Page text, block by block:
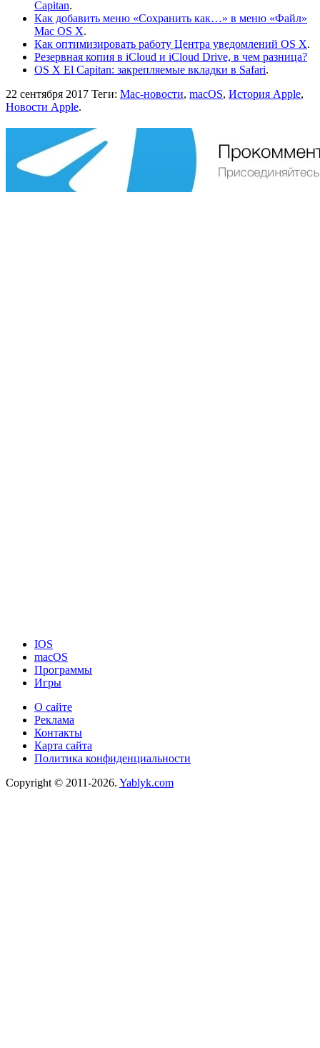
Capitan.
Как добавить меню «Сохранить как…» в меню «Файл»
Mac OS X.
Как оптимизировать работу Центра уведомлений OS X.
Резервная копия в iCloud и iCloud Drive, в чем разница?
OS X El Capitan: закрепляемые вкладки в Safari.
22 сентября 2017 Теги: Mac-новости, macOS, История Apple,
Новости Apple.
IOS
macOS
Программы
Игры
О сайте
Реклама
Контакты
Карта сайта
Политика конфиденциальности
Copyright © 2011-2026. Yablyk.сom